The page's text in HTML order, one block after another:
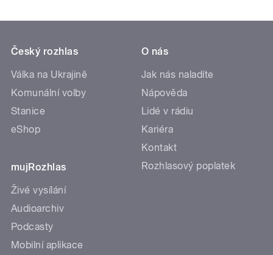
Český rozhlas
Válka na Ukrajině
Komunální volby
Stanice
eShop
mujRozhlas
Živé vysílání
Audioarchiv
Podcasty
Mobilní aplikace
O nás
Jak nás naladíte
Nápověda
Lidé v rádiu
Kariéra
Kontakt
Rozhlasový poplatek